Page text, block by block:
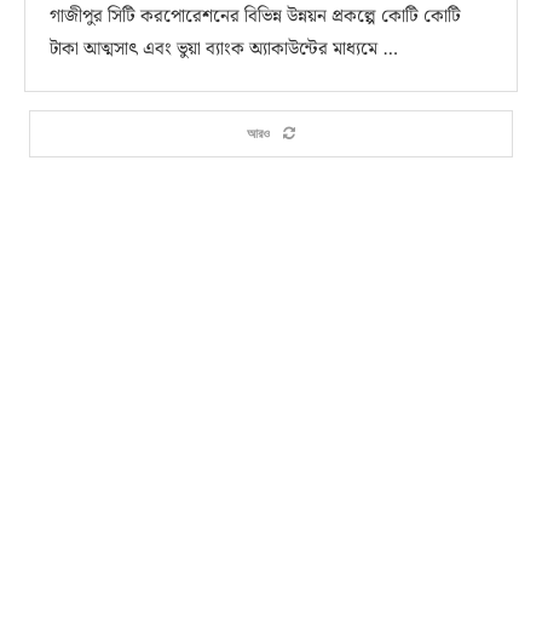
গাজীপুর সিটি করপোরেশনের বিভিন্ন উন্নয়ন প্রকল্পে কোটি কোটি
টাকা আত্মসাৎ এবং ভুয়া ব্যাংক অ্যাকাউন্টের মাধ্যমে …
আরও